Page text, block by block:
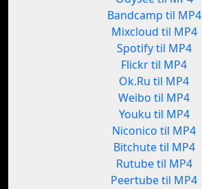
Bandcamp til MP4
Mixcloud til MP4
Spotify til MP4
Flickr til MP4
Ok.Ru til MP4
Weibo til MP4
Youku til MP4
Niconico til MP4
Bitchute til MP4
Rutube til MP4
Peertube til MP4